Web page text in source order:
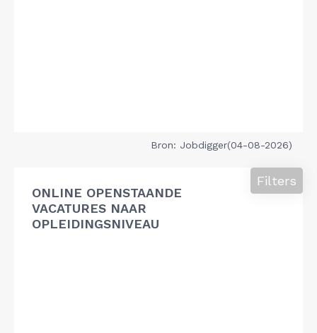
Bron: Jobdigger(04-08-2026)
ONLINE OPENSTAANDE
VACATURES NAAR
OPLEIDINGSNIVEAU
Filters